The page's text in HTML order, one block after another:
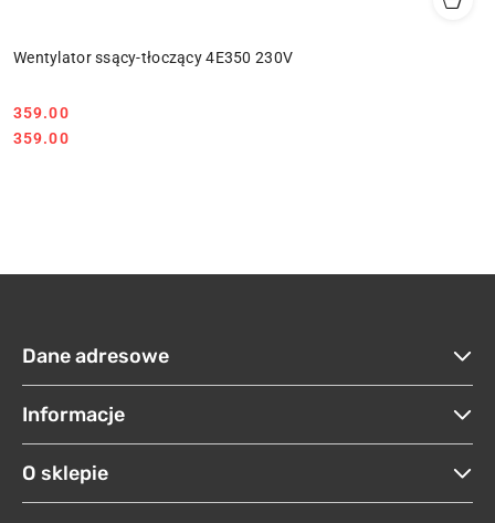
Wentylator ssący-tłoczący 4E350 230V
Cena:
359.00
Cena:
359.00
Dane adresowe
Informacje
O sklepie